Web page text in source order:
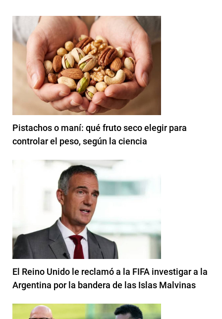
Pistachos o maní: qué fruto seco elegir para
controlar el peso, según la ciencia
El Reino Unido le reclamó a la FIFA investigar a la
Argentina por la bandera de las Islas Malvinas